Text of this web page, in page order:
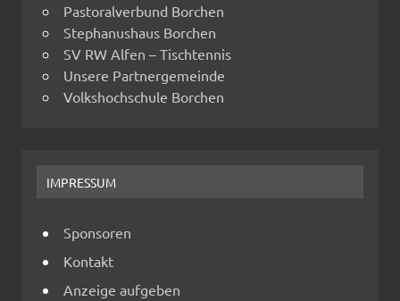
Pastoralverbund Borchen
Stephanushaus Borchen
SV RW Alfen – Tischtennis
Unsere Partnergemeinde
Volkshochschule Borchen
IMPRESSUM
Sponsoren
Kontakt
Anzeige aufgeben